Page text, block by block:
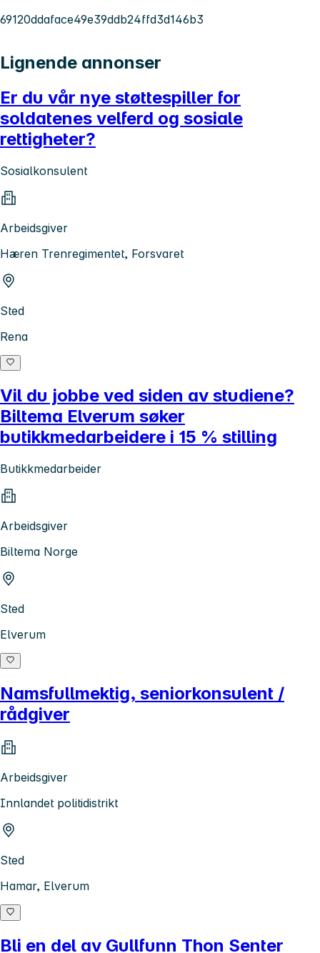
69120ddaface49e39ddb24ffd3d146b3
Lignende annonser
Er du vår nye støttespiller for
soldatenes velferd og sosiale
rettigheter?
Sosialkonsulent
Arbeidsgiver
Hæren Trenregimentet, Forsvaret
Sted
Rena
Vil du jobbe ved siden av studiene?
Biltema Elverum søker
butikkmedarbeidere i 15 % stilling
Butikkmedarbeider
Arbeidsgiver
Biltema Norge
Sted
Elverum
Namsfullmektig, seniorkonsulent /
rådgiver
Arbeidsgiver
Innlandet politidistrikt
Sted
Hamar, Elverum
Bli en del av Gullfunn Thon Senter